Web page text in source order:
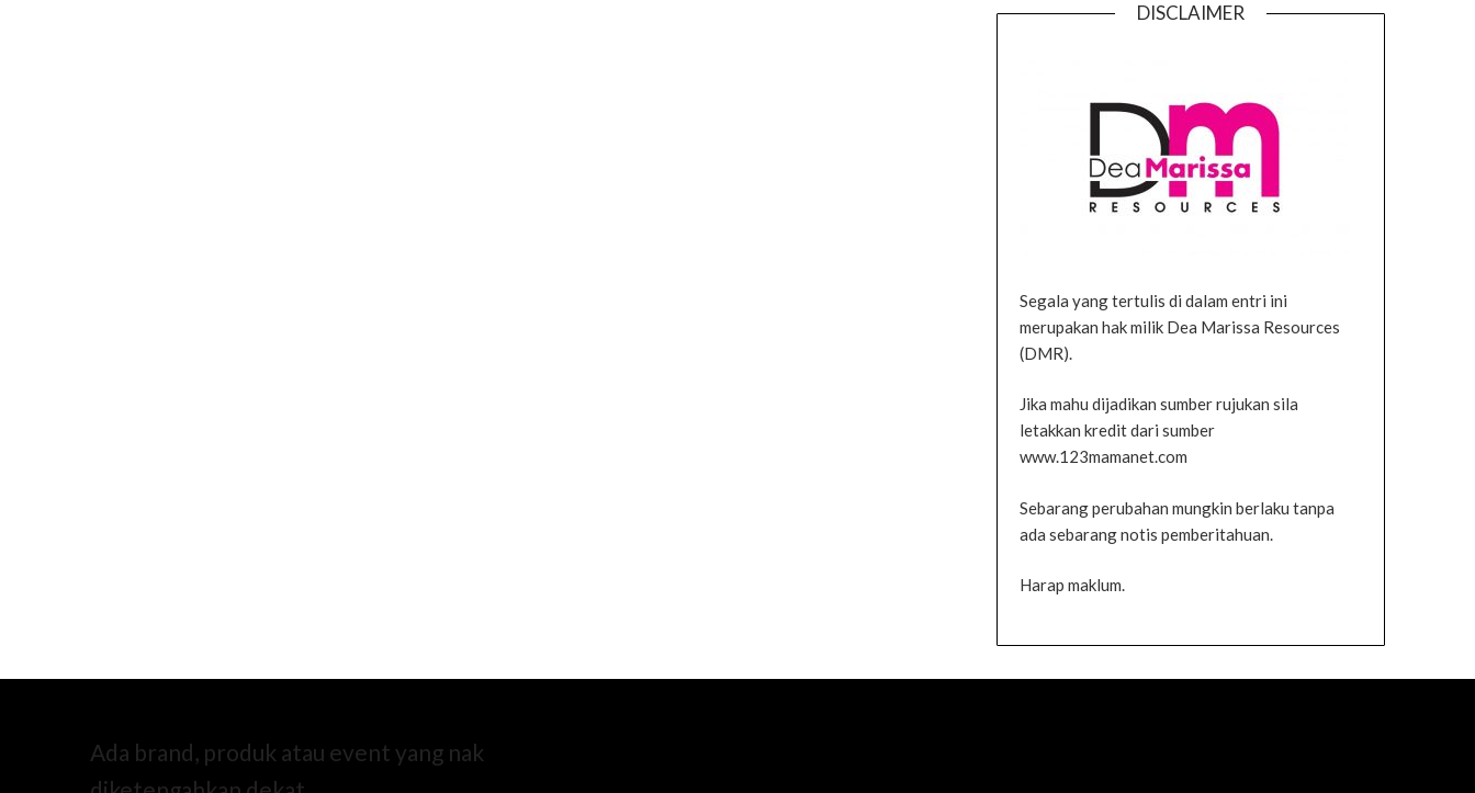
DISCLAIMER
Segala yang tertulis di dalam entri ini
merupakan hak milik Dea Marissa Resources
(DMR).
Jika mahu dijadikan sumber rujukan sila
letakkan kredit dari sumber
www.123mamanet.com
Sebarang perubahan mungkin berlaku tanpa
ada sebarang notis pemberitahuan.
Harap maklum.
Ada brand, produk atau event yang nak